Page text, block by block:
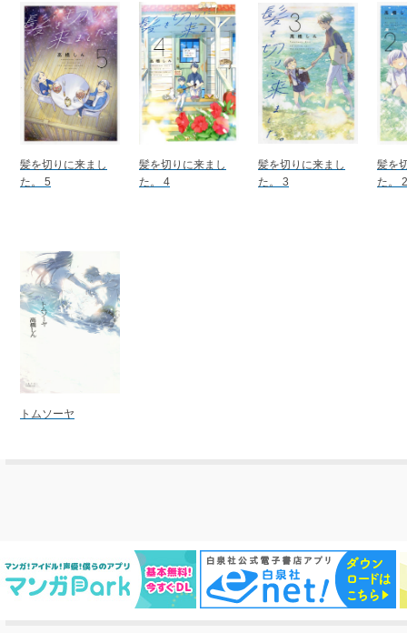
髪を切りに来まし
た。 5
髪を切りに来まし
た。 4
髪を切りに来まし
た。 3
髪を
た。 2
トムソーヤ